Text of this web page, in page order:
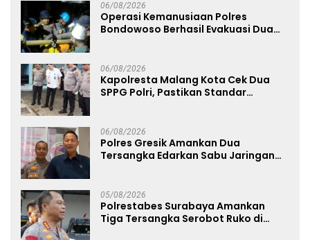
06/08/2026
Operasi Kemanusiaan Polres
Bondowoso Berhasil Evakuasi Dua
06/08/2026
Kapolresta Malang Kota Cek Dua
SPPG Polri, Pastikan Standar
06/08/2026
Polres Gresik Amankan Dua
Tersangka Edarkan Sabu Jaringan
05/08/2026
Polrestabes Surabaya Amankan
Tiga Tersangka Serobot Ruko di